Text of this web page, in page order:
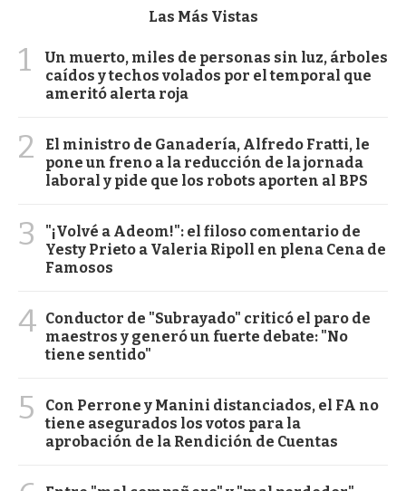
Las Más Vistas
1
Un muerto, miles de personas sin luz, árboles
caídos y techos volados por el temporal que
ameritó alerta roja
2
El ministro de Ganadería, Alfredo Fratti, le
pone un freno a la reducción de la jornada
laboral y pide que los robots aporten al BPS
3
"¡Volvé a Adeom!": el filoso comentario de
Yesty Prieto a Valeria Ripoll en plena Cena de
Famosos
4 Conductor de "Subrayado" criticó el paro de
maestros y generó un fuerte debate: "No
tiene sentido"
5
Con Perrone y Manini distanciados, el FA no
tiene asegurados los votos para la
aprobación de la Rendición de Cuentas